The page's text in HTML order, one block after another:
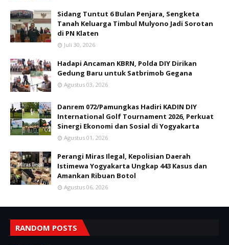
Sidang Tuntut 6 Bulan Penjara, Sengketa
Tanah Keluarga Timbul Mulyono Jadi Sorotan
di PN Klaten
Juli 30, 2026
Hadapi Ancaman KBRN, Polda DIY Dirikan
Gedung Baru untuk Satbrimob Gegana
Agustus 03, 2026
Danrem 072/Pamungkas Hadiri KADIN DIY
International Golf Tournament 2026, Perkuat
Sinergi Ekonomi dan Sosial di Yogyakarta
Agustus 01, 2026
Perangi Miras Ilegal, Kepolisian Daerah
Istimewa Yogyakarta Ungkap 443 Kasus dan
Amankan Ribuan Botol
Agustus 06, 2026
RANDOM POSTS